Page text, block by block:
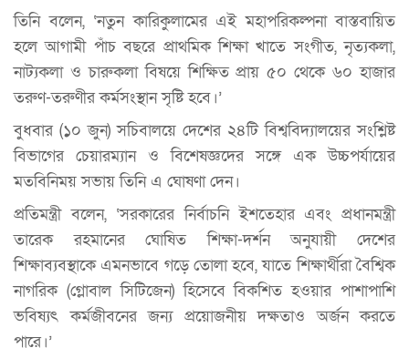
তিনি বলেন, ‘নতুন কারিকুলামের এই মহাপরিকল্পনা বাস্তবায়িত
হলে আগামী পাঁচ বছরে প্রাথমিক শিক্ষা খাতে সংগীত, নৃত্যকলা,
নাট্যকলা ও চারুকলা বিষয়ে শিক্ষিত প্রায় ৫০ থেকে ৬০ হাজার
তরুণ-তরুণীর কর্মসংস্থান সৃষ্টি হবে।’
বুধবার (১০ জুন) সচিবালয়ে দেশের ২৪টি বিশ্ববিদ্যালয়ের সংশ্লিষ্ট
বিভাগের চেয়ারম্যান ও বিশেষজ্ঞদের সঙ্গে এক উচ্চপর্যায়ের
মতবিনিময় সভায় তিনি এ ঘোষণা দেন।
প্রতিমন্ত্রী বলেন, ‘সরকারের নির্বাচনি ইশতেহার এবং প্রধানমন্ত্রী
তারেক রহমানের ঘোষিত শিক্ষা-দর্শন অনুযায়ী দেশের
শিক্ষাব্যবস্থাকে এমনভাবে গড়ে তোলা হবে, যাতে শিক্ষার্থীরা বৈশ্বিক
নাগরিক (গ্লোবাল সিটিজেন) হিসেবে বিকশিত হওয়ার পাশাপাশি
ভবিষ্যৎ কর্মজীবনের জন্য প্রয়োজনীয় দক্ষতাও অর্জন করতে
পারে।’